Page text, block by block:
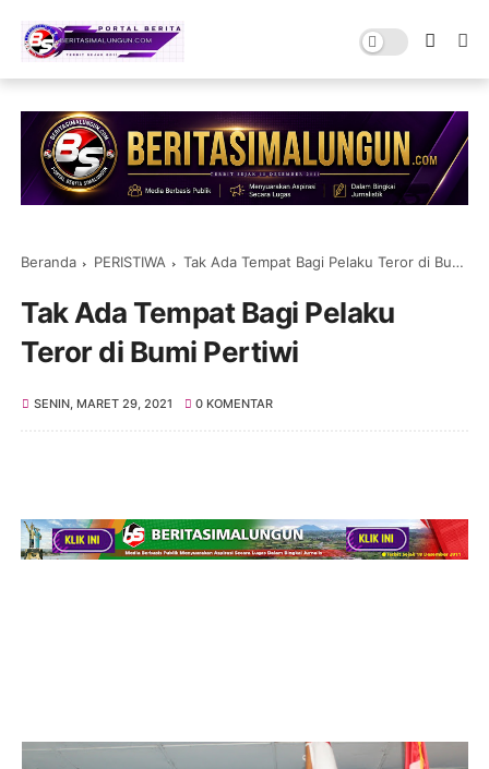
Beranda PERISTIWA Tak Ada Tempat Bagi Pelaku Teror di Bumi Pertiwi
Tak Ada Tempat Bagi Pelaku
Teror di Bumi Pertiwi
SENIN, MARET 29, 2021 0 KOMENTAR